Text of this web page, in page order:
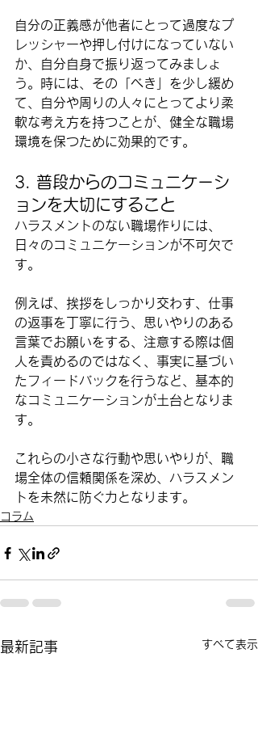
自分の正義感が他者にとって過度なプ
レッシャーや押し付けになっていない
か、自分自身で振り返ってみましょ
う。時には、その「べき」を少し緩め
て、自分や周りの人々にとってより柔
軟な考え方を持つことが、健全な職場
環境を保つために効果的です。
3. 普段からのコミュニケーシ
ョンを大切にすること
ハラスメントのない職場作りには、
日々のコミュニケーションが不可欠で
す。
例えば、挨拶をしっかり交わす、仕事
の返事を丁寧に行う、思いやりのある
言葉でお願いをする、注意する際は個
人を責めるのではなく、事実に基づい
たフィードバックを行うなど、基本的
なコミュニケーションが土台となりま
す。
これらの小さな行動や思いやりが、職
場全体の信頼関係を深め、ハラスメン
トを未然に防ぐ力となります。
コラム
最新記事 すべて表示